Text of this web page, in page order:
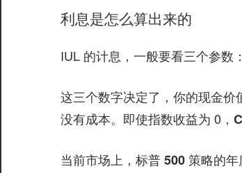
利息是怎么算出来的
IUL 的计息，一般要看三个参数：
这三个数字决定了，你的现金价
没有成本。即使指数收益为 0，
当前市场上， 标普 500 策略的